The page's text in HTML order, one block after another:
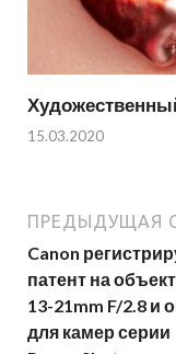
15.03.2020
ПРЕДЫДУЩАЯ
Canon
патент на
13-21mm F/2.8 и
для камер серии